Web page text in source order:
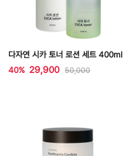
다자연 시카 토너 로션 세트 400ml
40% 29,900 50,000